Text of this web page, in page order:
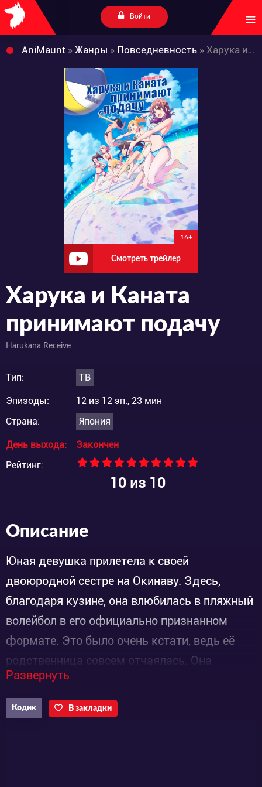
Войти
AniMaunt » Жанры » Повседневность » Харука и Каната принимают подачу
16+
Смотреть трейлер
Харука и Каната
принимают подачу
Harukana Receive
Тип: ТВ
Эпизоды:
12 из 12 эп., 23 мин
Страна:
Япония
День выхода:
Закончен
Рейтинг:
10из 10
Описание
Юная девушка прилетела к своей
двоюродной сестре на Окинаву. Здесь,
благодаря кузине, она влюбилась в пляжный
волейбол в его официально признанном
формате. Это было очень кстати, ведь её
родственница совсем отчаялась. Она
страстно любит эту игру, но ей сложно
сформировать свою команду из-за
маленького роста. Постоянные неудачи едва
Развернуть
Кодик В закладки